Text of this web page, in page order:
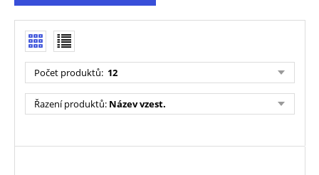
Počet produktů: 12
Řazení produktů: Název vzest.